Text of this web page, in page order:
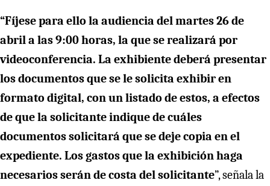
“Fíjese para ello la audiencia del martes 26 de
abril a las 9:00 horas, la que se realizará por
videoconferencia. La exhibiente deberá presentar
los documentos que se le solicita exhibir en
formato digital, con un listado de estos, a efectos
de que la solicitante indique de cuáles
documentos solicitará que se deje copia en el
expediente. Los gastos que la exhibición haga
necesarios serán de costa del solicitante”, señala la